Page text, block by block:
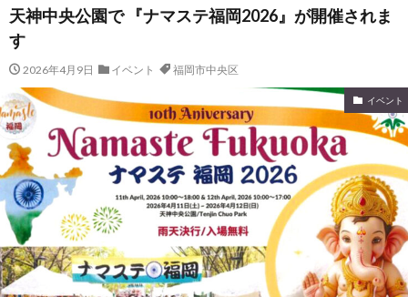
天神中央公園で 『ナマステ福岡2026』が開催されま
す
2026年4月9日 イベント 福岡市中央区
イベント